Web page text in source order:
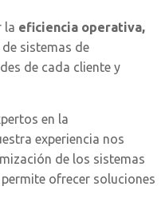
la eficiencia operativa,
sistemas de
de cada cliente y
en la
experiencia nos
de los sistemas
ofrecer soluciones